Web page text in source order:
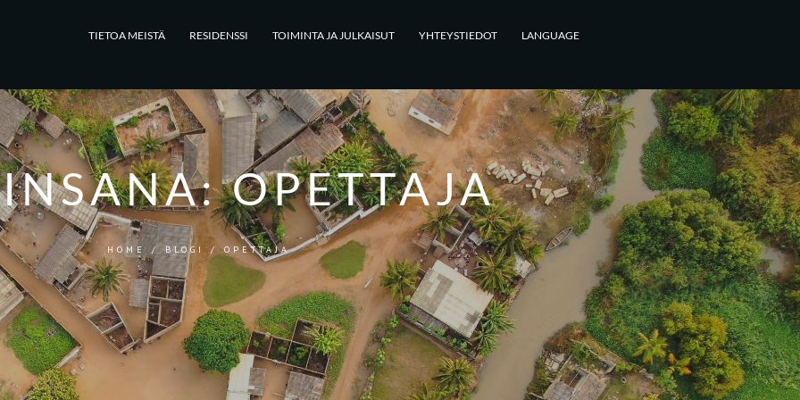
TIETOA MEISTÄ RESIDENSSI TOIMINTA JA JULKAISUT YHTEYSTIEDOT LANGUAGE
OPETTAJA
HOME /BLOGI /OPETTAJA